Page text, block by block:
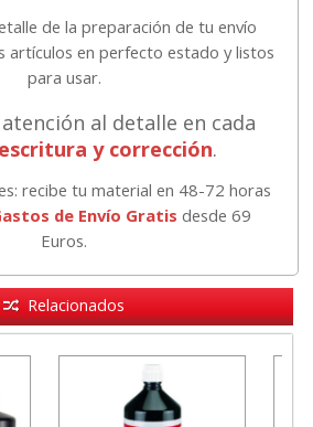
de la preparación de tu envío
artículos en perfecto estado y listos
para usar.
al detalle en cada
escritura y corrección.
recibe tu material en 48-72 horas
de Envío Gratis desde 69
Euros.
Relacionados